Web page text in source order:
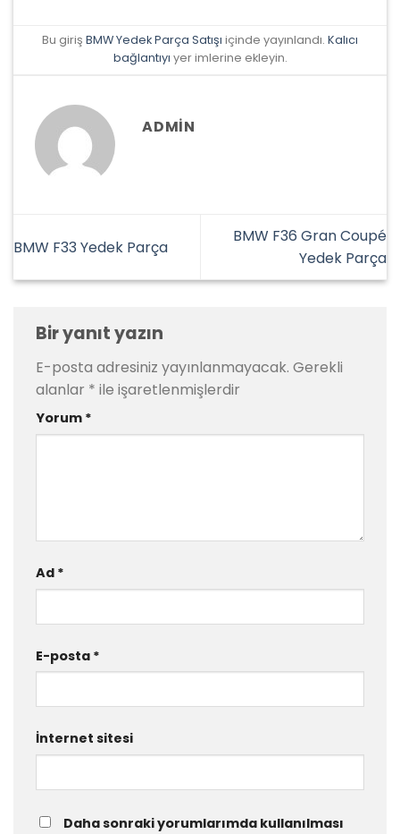
Bu giriş BMW Yedek Parça Satışı içinde yayınlandı. Kalıcı
bağlantıyı yer imlerine ekleyin.
ADMIN
BMW F33 Yedek Parça
BMW F36 Gran Coupé
Yedek Parça
Bir yanıt yazın
E-posta adresiniz yayınlanmayacak. Gerekli
alanlar * ile işaretlenmişlerdir
Yorum *
Ad *
E-posta *
İnternet sitesi
Daha sonraki yorumlarımda kullanılması